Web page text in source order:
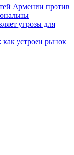
Армении против
угрозы для
устроен рынок